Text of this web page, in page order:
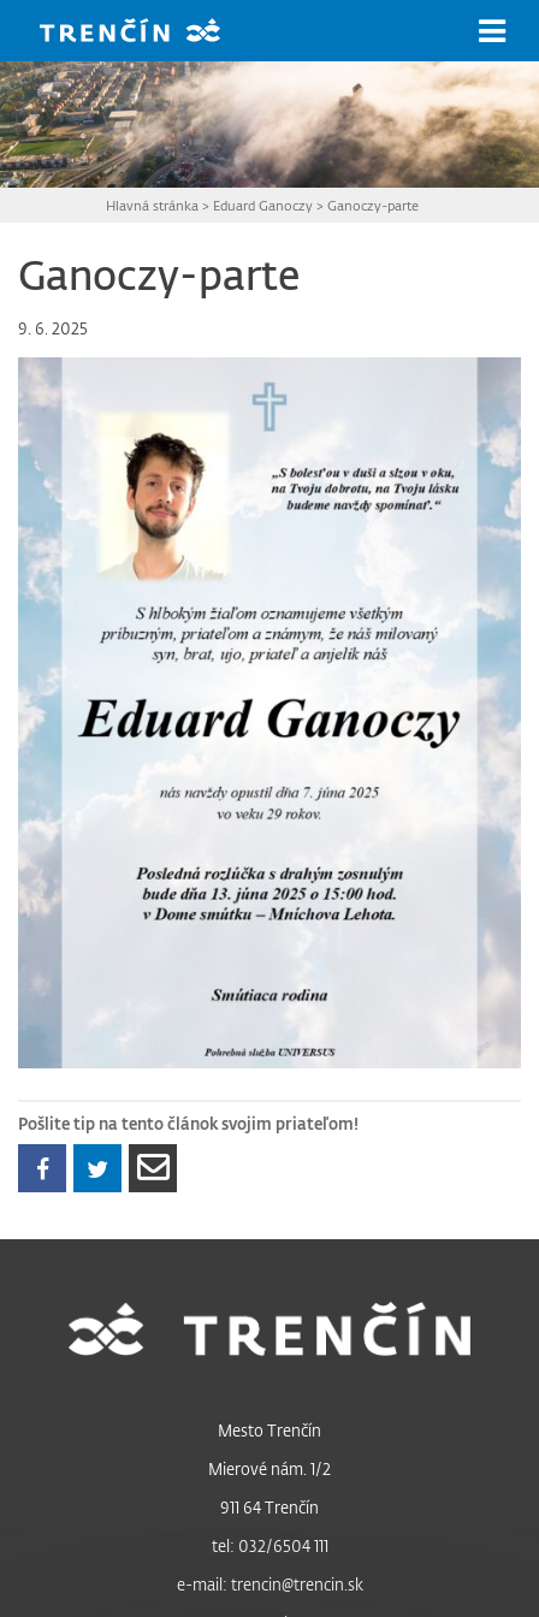
Hlavná stránka > Eduard Ganoczy >Ganoczy-parte
Ganoczy-parte
9. 6. 2025
Pošlite tip na tento článok svojim priateľom!
Mesto Trenčín
Mierové nám. 1/2
911 64 Trenčín
tel: 032/6504 111
e-mail: trencin@trencin.sk